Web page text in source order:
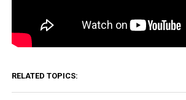
RELATED TOPICS: